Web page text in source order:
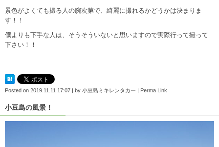
景色がよくても撮る人の腕次第で、綺麗に撮れるかどうかは決まりま
す！！
僕よりも下手な人は、そうそういないと思いますので実際行って撮って
下さい！！
Posted on 2019.11.11 17:07 | by 小豆島ミキレンタカー | Perma Link
小豆島の風景！